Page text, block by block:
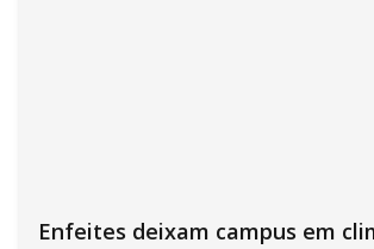
Enfeites deixam campus em